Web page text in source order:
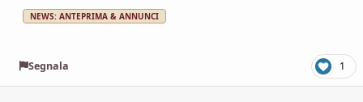
NEWS: ANTEPRIMA & ANNUNCI
Segnala 1